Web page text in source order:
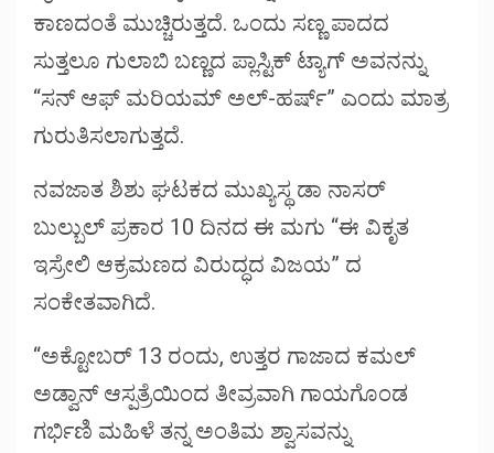
ಕಾಣದಂತೆ ಮುಚ್ಚಿರುತ್ತದೆ. ಒಂದು ಸಣ್ಣ ಪಾದದ
ಸುತ್ತಲೂ ಗುಲಾಬಿ ಬಣ್ಣದ ಪ್ಲಾಸ್ಟಿಕ್ ಟ್ಯಾಗ್ ಅವನನ್ನು
“ಸನ್ ಆಫ್ ಮರಿಯಮ್ ಅಲ್-ಹರ್ಷ್” ಎಂದು ಮಾತ್ರ
ಗುರುತಿಸಲಾಗುತ್ತದೆ.
ನವಜಾತ ಶಿಶು ಘಟಕದ ಮುಖ್ಯಸ್ಥ ಡಾ ನಾಸರ್
ಬುಲ್ಬುಲ್ ಪ್ರಕಾರ 10 ದಿನದ ಈ ಮಗು “ಈ ವಿಕೃತ
ಇಸ್ರೇಲಿ ಆಕ್ರಮಣದ ವಿರುದ್ಧದ ವಿಜಯ” ದ
ಸಂಕೇತವಾಗಿದೆ.
“ಅಕ್ಟೋಬರ್ 13 ರಂದು, ಉತ್ತರ ಗಾಜಾದ ಕಮಲ್
ಅಡ್ವಾನ್ ಆಸ್ಪತ್ರೆಯಿಂದ ತೀವ್ರವಾಗಿ ಗಾಯಗೊಂಡ
ಗರ್ಭಿಣಿ ಮಹಿಳೆ ತನ್ನ ಅಂತಿಮ ಶ್ವಾಸವನ್ನು